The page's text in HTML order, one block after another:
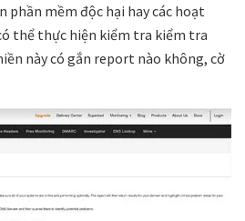
mềm độc hại hay các hoạt
thể thực hiện kiểm tra kiểm tra
này có gắn report nào không, cờ